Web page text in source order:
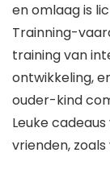
en omlaag is
Trainning-
training van
ontwikkeling,
ouder-kind
Leuke
vrienden,